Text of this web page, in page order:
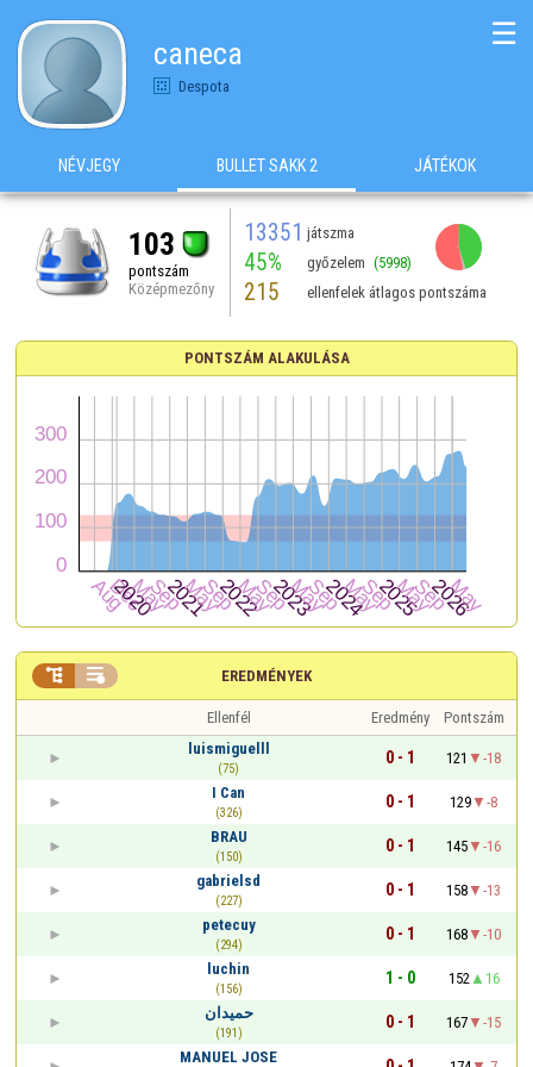
caneca
Despota
☰
NÉVJEGY BULLET SAKK 2 JÁTÉKOK
103
pontszám
Középmezőny
13351 játszma
45% győzelem (5998)
215 ellenfelek átlagos pontszáma
PONTSZÁM ALAKULÁSA
EREDMÉNYEK
 
Ellenfél Eredmény
Pontszám
luismiguelll
(75)
0 - 1 121
-18
I Can
(326)
0 - 1 129
-8
BRAU
(150)
0 - 1 145
-16
gabrielsd
(227)
0 - 1 158
-13
petecuy
(294)
0 - 1 168
-10
luchin
(156)
1 - 0 152
16
حميدان
(191)
0 - 1 167
-15
MANUEL JOSE